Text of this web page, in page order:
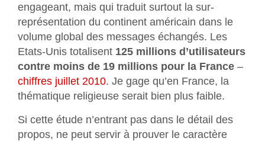
engageant, mais qui traduit surtout la sur-
représentation du continent américain dans le
volume global des messages échangés. Les
Etats-Unis totalisent 125 millions d’utilisateurs
contre moins de 19 millions pour la France –
chiffres juillet 2010. Je gage qu’en France, la
thématique religieuse serait bien plus faible.
Si cette étude n’entrant pas dans le détail des
propos, ne peut servir à prouver le caractère